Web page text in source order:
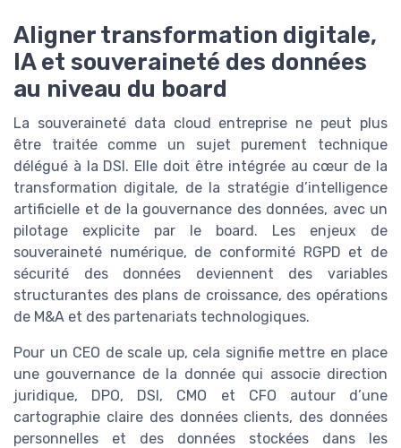
Aligner transformation digitale,
IA et souveraineté des données
au niveau du board
La souveraineté data cloud entreprise ne peut plus
être traitée comme un sujet purement technique
délégué à la DSI. Elle doit être intégrée au cœur de la
transformation digitale, de la stratégie d’intelligence
artificielle et de la gouvernance des données, avec un
pilotage explicite par le board. Les enjeux de
souveraineté numérique, de conformité RGPD et de
sécurité des données deviennent des variables
structurantes des plans de croissance, des opérations
de M&A et des partenariats technologiques.
Pour un CEO de scale up, cela signifie mettre en place
une gouvernance de la donnée qui associe direction
juridique, DPO, DSI, CMO et CFO autour d’une
cartographie claire des données clients, des données
personnelles et des données stockées dans les